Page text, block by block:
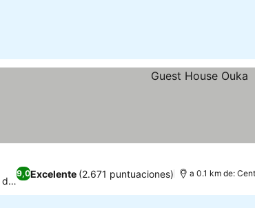
9,0Excelente (2.671 puntuaciones) a 0.1 km de: